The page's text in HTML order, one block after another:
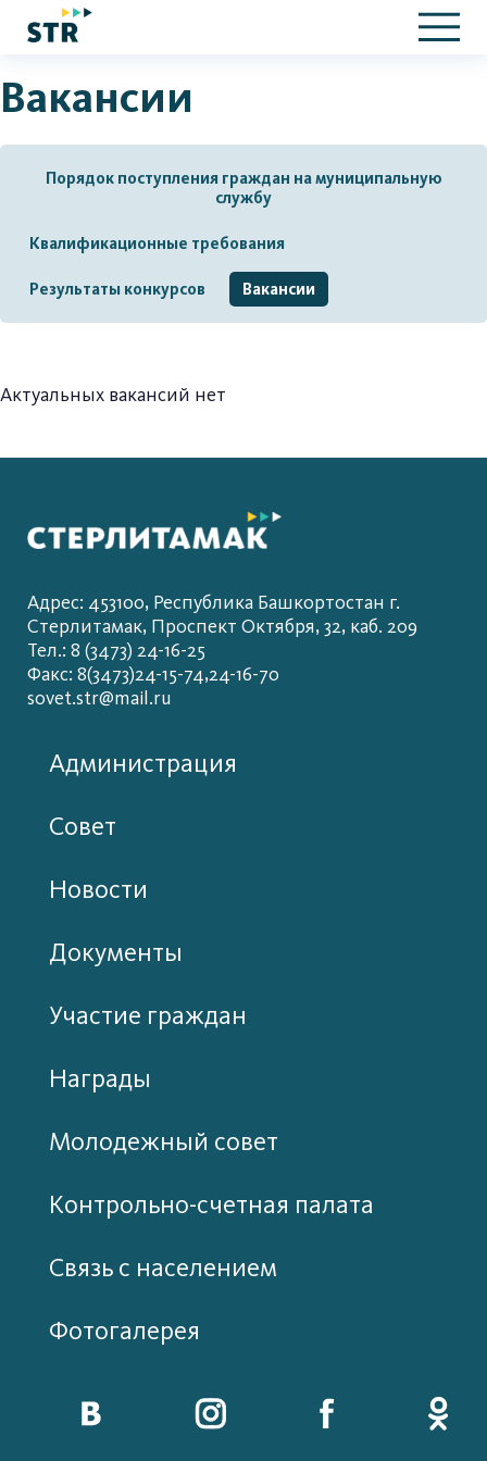
Вакансии
Порядок поступления граждан на муниципальную
службу
Квалификационные требования
Результаты конкурсов Вакансии
Актуальных вакансий нет
Адрес: 453100, Республика Башкортостан г.
Стерлитамак, Проспект Октября, 32, каб. 209
Тел.: 8 (3473) 24-16-25
Факс: 8(3473)24-15-74,24-16-70
sovet.str@mail.ru
Администрация
Совет
Новости
Документы
Участие граждан
Награды
Молодежный совет
Контрольно-счетная палата
Связь с населением
Фотогалерея